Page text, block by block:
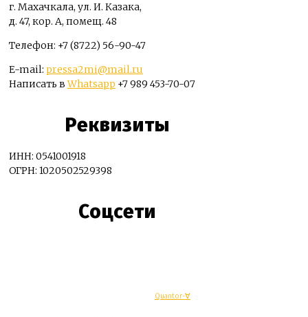
г. Махачкала, ул. И. Казака,
д. 47, кор. А, помещ. 48
Телефон: +7 (8722) 56-90-47
E-mail: pressa2mi@mail.ru
Написать вWhatsapp +7 989 453-70-07
Реквизиты
ИНН: 0541001918
ОГРН: 1020502529398
Соцсети
Quantor-∀